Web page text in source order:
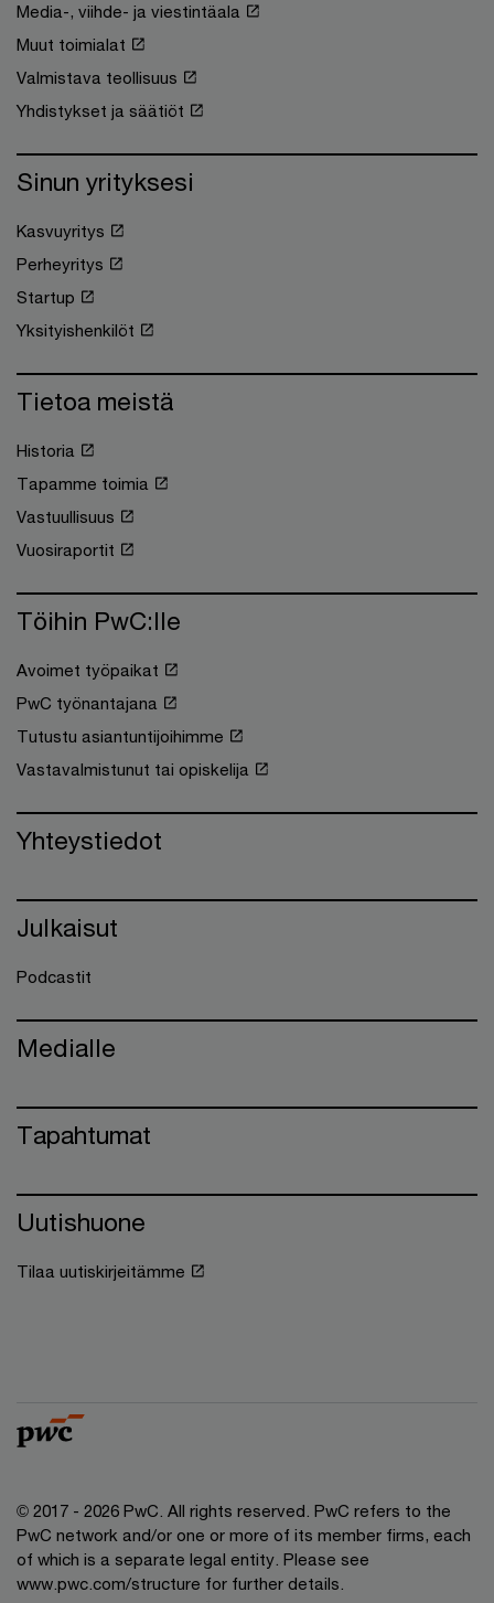
Media-, viihde- ja viestintäala
Muut toimialat
Valmistava teollisuus
Yhdistykset ja säätiöt
Sinun yrityksesi
Kasvuyritys
Perheyritys
Startup
Yksityishenkilöt
Tietoa meistä
Historia
Tapamme toimia
Vastuullisuus
Vuosiraportit
Töihin PwC:lle
Avoimet työpaikat
PwC työnantajana
Tutustu asiantuntijoihimme
Vastavalmistunut tai opiskelija
Yhteystiedot
Julkaisut
Podcastit
Medialle
Tapahtumat
Uutishuone
Tilaa uutiskirjeitämme
© 2017 - 2026 PwC. All rights reserved. PwC refers to the
PwC network and/or one or more of its member firms, each
of which is a separate legal entity. Please see
www.pwc.com/structure for further details.